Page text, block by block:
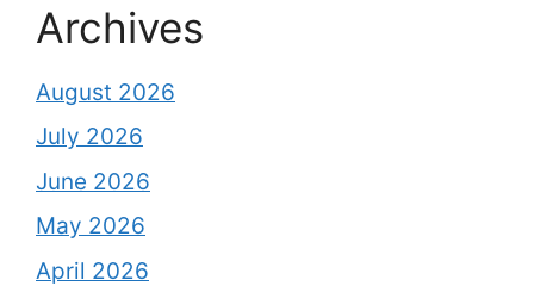
Archives
August 2026
July 2026
June 2026
May 2026
April 2026